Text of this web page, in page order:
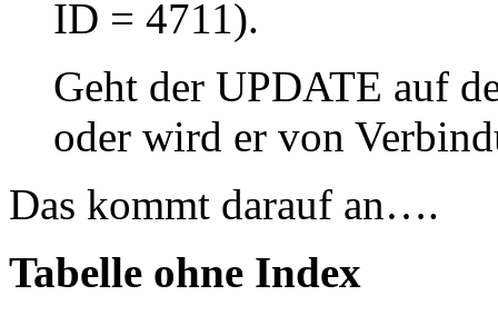
ID = 4711).
Geht der UPDATE auf
oder wird er von
Das kommt darauf an….
Tabelle ohne Index